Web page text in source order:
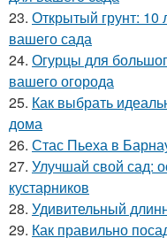
23. Открытый грунт: 10
вашего сада
24. Огурцы для
вашего огорода
25. Как выбрать
дома
26. Стас Пьеха в
27. Улучшай свой сад:
кустарников
28. Удивительный
29. Как правильно